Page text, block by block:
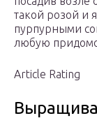
такой розой и
пурпурными
любую
Article Rating